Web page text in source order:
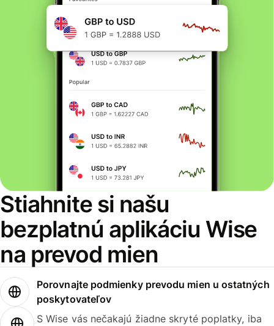
Stiahnite si našu
bezplatnú aplikáciu Wise
na prevod mien
Porovnajte podmienky prevodu mien u ostatných
poskytovateľov
S Wise vás nečakajú žiadne skryté poplatky, iba